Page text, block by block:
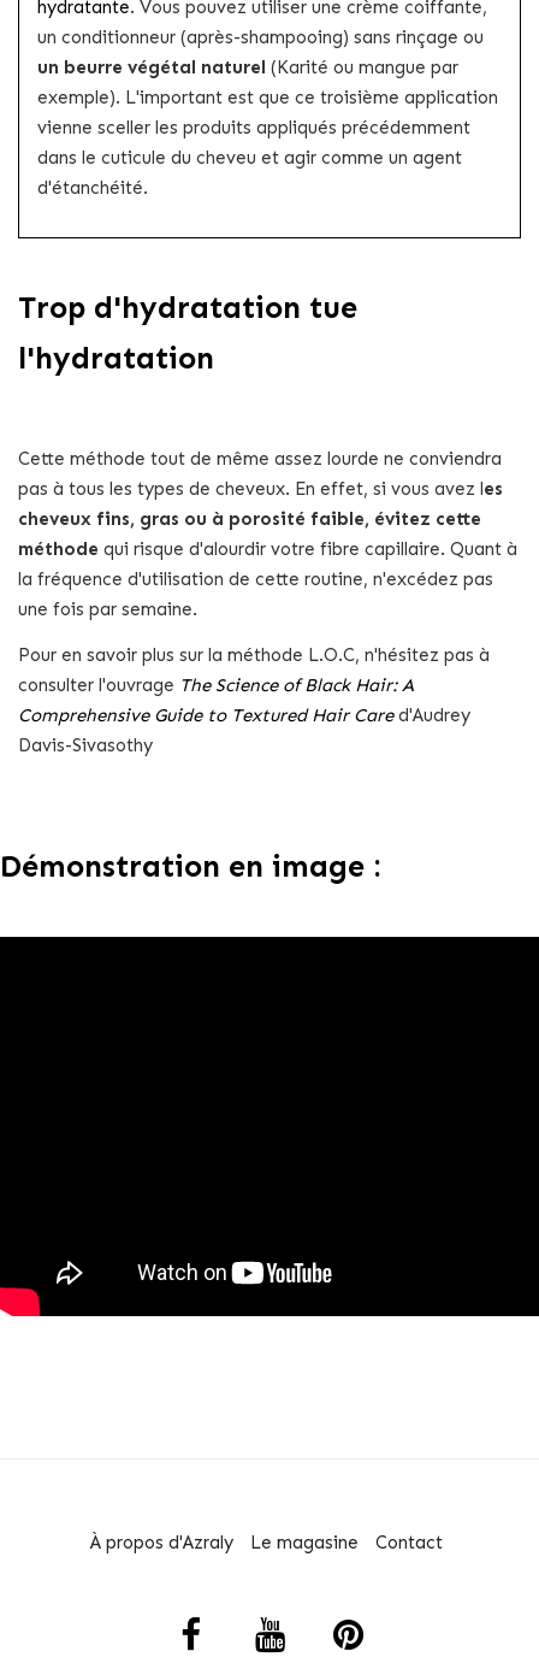
hydratante. Vous pouvez utiliser une crème coiffante,
un conditionneur (après-shampooing) sans rinçage ou
un beurre végétal naturel (Karité ou mangue par
exemple). L'important est que ce troisième application
vienne sceller les produits appliqués précédemment
dans le cuticule du cheveu et agir comme un agent
d'étanchéité.
Trop d'hydratation tue
l'hydratation
Cette méthode tout de même assez lourde ne conviendra
pas à tous les types de cheveux. En effet, si vous avez l es
cheveux fins, gras ou à porosité faible, évitez cette
méthode qui risque d'alourdir votre fibre capillaire. Quant à
la fréquence d'utilisation de cette routine, n'excédez pas
une fois par semaine.
Pour en savoir plus sur la méthode L.O.C, n'hésitez pas à
consulter l'ouvrage The Science of Black Hair: A
Comprehensive Guide to Textured Hair Cared'Audrey
Davis-Sivasothy
Démonstration en image :
À propos d'Azraly Le magasine Contact